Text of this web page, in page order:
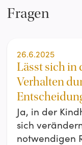
Fragen
26.6.2025
Lässt sich in
Verhalten
Ja, in der
sich
notwendigen